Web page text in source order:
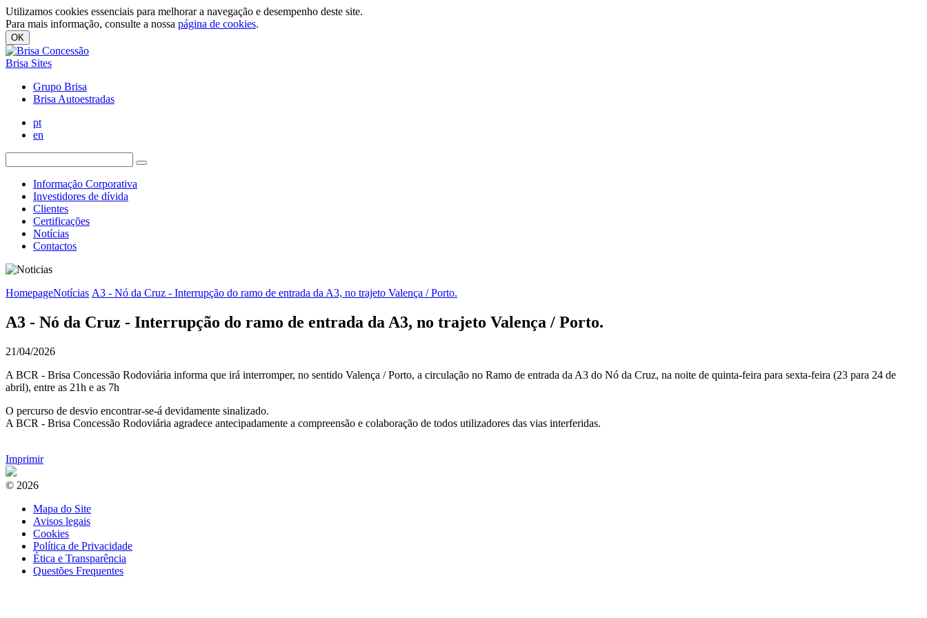
Utilizamos cookies essenciais para melhorar a navegação e desempenho deste site.
Para mais informação, consulte a nossa página de cookies.
OK
Brisa Sites
Grupo Brisa
Brisa Autoestradas
pt
en
Informação Corporativa
Investidores de dívida
Clientes
Certificações
Notícias
Contactos
HomepageNotícias A3 - Nó da Cruz - Interrupção do ramo de entrada da A3, no trajeto Valença / Porto.
A3 - Nó da Cruz - Interrupção do ramo de entrada da A3, no trajeto Valença / Porto.
21/04/2026
A BCR - Brisa Concessão Rodoviária informa que irá interromper, no sentido Valença / Porto, a circulação no Ramo de entrada da A3 do Nó da Cruz, na noite de quinta-feira para sexta-feira (23 para 24 de
abril), entre as 21h e as 7h
O percurso de desvio encontrar-se-á devidamente sinalizado.
A BCR - Brisa Concessão Rodoviária agradece antecipadamente a compreensão e colaboração de todos utilizadores das vias interferidas.
Imprimir
© 2026
Mapa do Site
Avisos legais
Cookies
Política de Privacidade
Ética e Transparência
Questões Frequentes